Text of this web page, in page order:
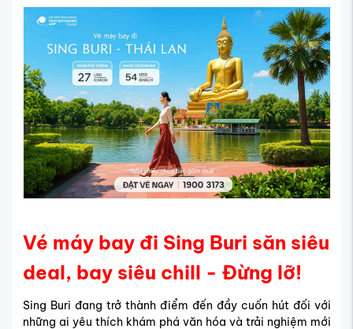
Vé máy bay đi Sing Buri săn siêu
deal, bay siêu chill - Đừng lỡ!
Sing Buri đang trở thành điểm đến đầy cuốn hút đối với
những ai yêu thích khám phá văn hóa và trải nghiệm mới